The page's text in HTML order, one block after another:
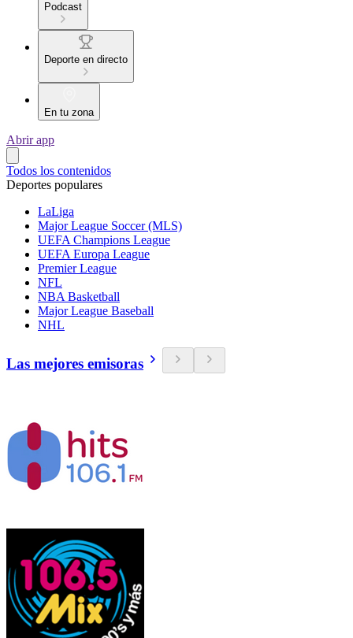
Podcast
Deporte en directo
En tu zona
Abrir app
Todos los contenidos
Deportes populares
LaLiga
Major League Soccer (MLS)
UEFA Champions League
UEFA Europa League
Premier League
NFL
NBA Basketball
Major League Baseball
NHL
Las mejores emisoras